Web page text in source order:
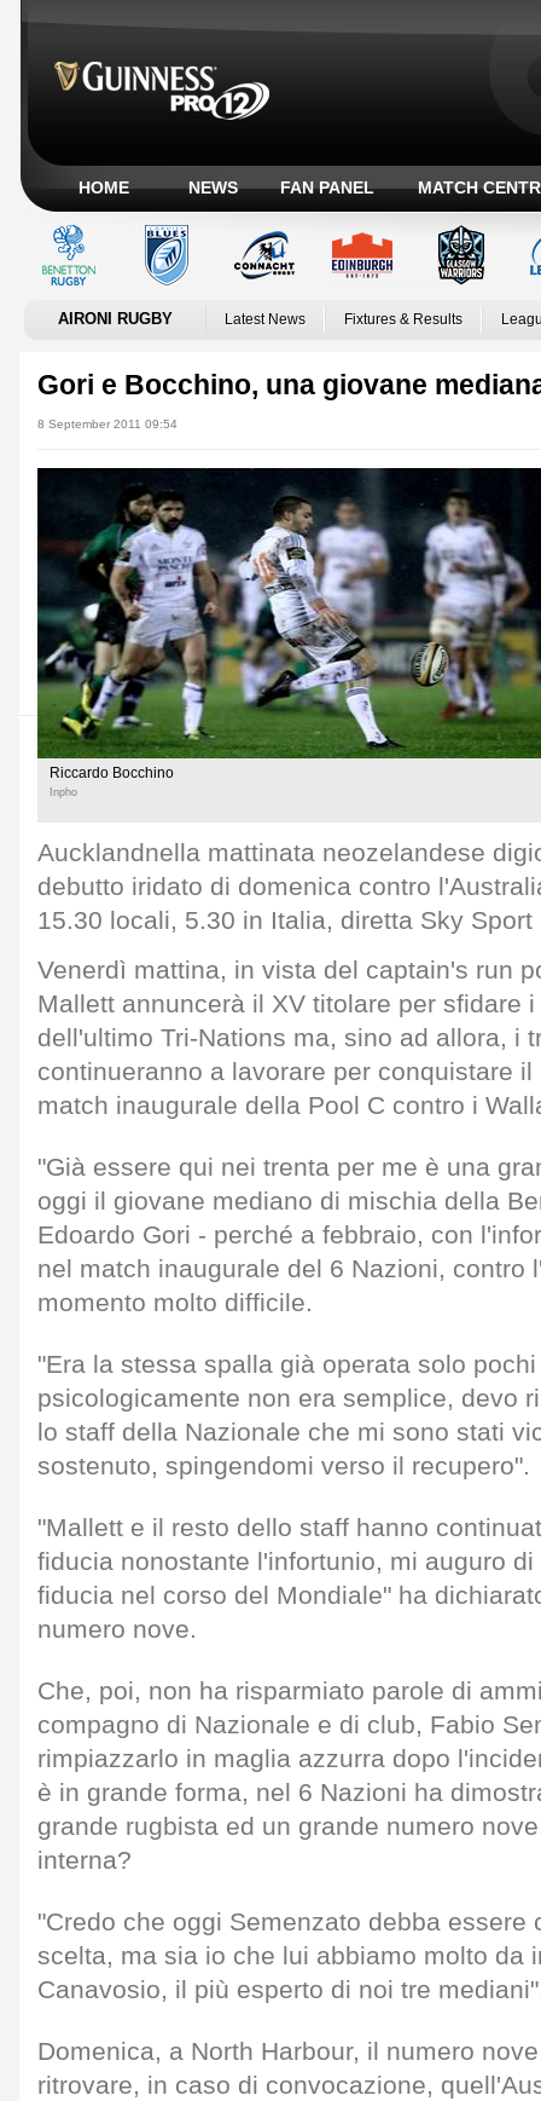
HOME NEWS FAN PANEL MATCH
AIRONI RUGBY Latest News Fixtures & Results
Gori e Bocchino, una giovane
8 September 2011 09:54
Riccardo Bocchino
Inpho
Aucklandnella mattinata neozelandese
debutto iridato di domenica contro
15.30 locali, 5.30 in Italia, diretta Sky Sport
Venerdì mattina, in vista del captain's run
Mallett annuncerà il XV titolare per sfidare
dell'ultimo Tri-Nations ma, sino ad allora, i
continueranno a lavorare per conquistare
match inaugurale della Pool C contro i
"Già essere qui nei trenta per me è una
oggi il giovane mediano di mischia della
Edoardo Gori - perché a febbraio, con
nel match inaugurale del 6 Nazioni, contro
momento molto difficile.
"Era la stessa spalla già operata solo
psicologicamente non era semplice, devo
lo staff della Nazionale che mi sono stati
sostenuto, spingendomi verso il recupero".
"Mallett e il resto dello staff hanno
fiducia nonostante l'infortunio, mi auguro
fiducia nel corso del Mondiale" ha
numero nove.
Che, poi, non ha risparmiato parole di
compagno di Nazionale e di club, Fabio
rimpiazzarlo in maglia azzurra dopo
è in grande forma, nel 6 Nazioni ha
grande rugbista ed un grande numero
interna?
"Credo che oggi Semenzato debba essere
scelta, ma sia io che lui abbiamo molto da
Canavosio, il più esperto di noi tre
Domenica, a North Harbour, il numero
ritrovare, in caso di convocazione,